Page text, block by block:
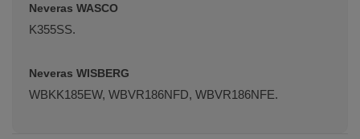
Neveras WASCO
K355SS.
Neveras WISBERG
WBKK185EW, WBVR186NFD, WBVR186NFE.